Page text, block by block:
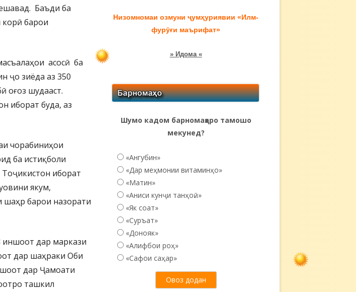
Баъди ба
барои
асосӣ ба
ҷо зиёда аз 350
оғоз шудааст.
иборат буда, аз
чорабиниҳои
ба истиқболи
иборат
якум,
шаҳр барои назорати
иншоот дар маркази
дар шаҳраки Оби
дар Ҷамоати
ташкил
Низомномаи озмуни ҷумҳуриявии «Илм-
фурӯғи маърифат»
» Идома «
Шумо кадом барномаҳоро тамошо
мекунед?
«Ангубин»
«Дар меҳмонии витаминҳо»
«Матин»
«Аниси кунҷи танҳоӣ...»
«Як соат»
«Суръат»
«Донояк»
«Алифбои роҳ»
«Сафои саҳар»